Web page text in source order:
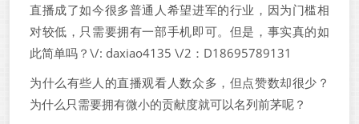
直播成了如今很多普通人希望进军的行业，因为门槛相
对较低，只需要拥有一部手机即可。但是，事实真的如
此简单吗？\/: daxiao4135 \/2：D18695789131
为什么有些人的直播观看人数众多，但点赞数却很少？
为什么只需要拥有微小的贡献度就可以名列前茅呢？